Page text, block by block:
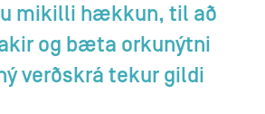
mikilli hækkun, til að
og bæta orkunýtni
verðskrá tekur gildi